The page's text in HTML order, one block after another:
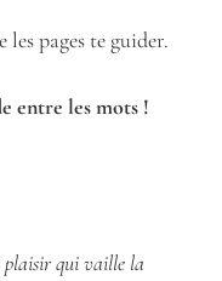
pages te guider.
entre les mots !
plaisir qui vaille la